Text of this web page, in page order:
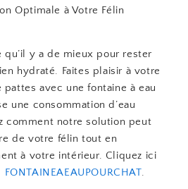
Optimale à Votre Félin
y a de mieux pour rester
hydraté. Faites plaisir à votre
avec une fontaine à eau
une consommation d’eau
comment notre solution peut
de votre félin tout en
à votre intérieur. Cliquez ici
FONTAINEAEAUPOURCHAT.